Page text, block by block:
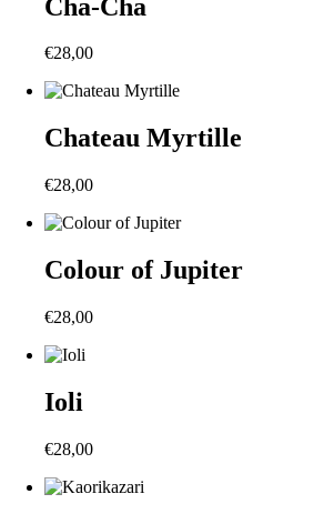
Cha-Cha
€28,00
Chateau Myrtille
€28,00
Colour of Jupiter
€28,00
Ioli
€28,00